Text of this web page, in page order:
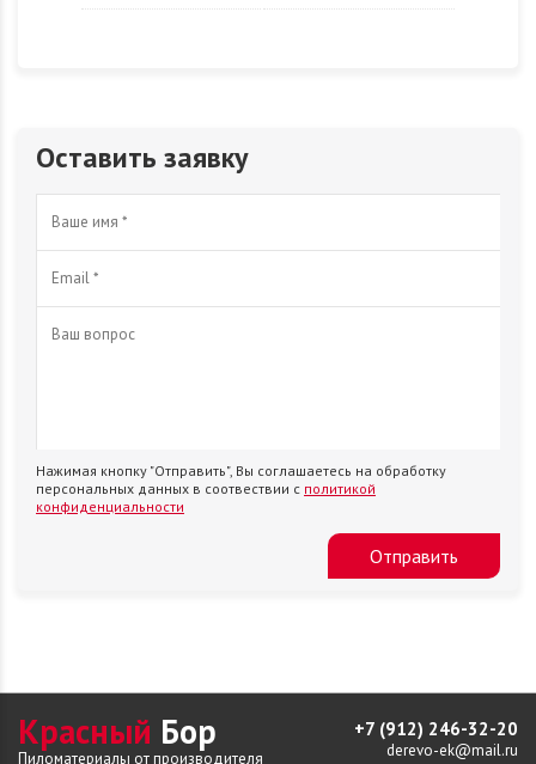
Оставить заявку
Нажимая кнопку "Отправить", Вы соглашаетесь на обработку
персональных данных в соотвествии с политикой
конфиденциальности
Отправить
Красный Бор
Пиломатериалы от производителя
+7 (912) 246-32-20
derevo-ek@mail.ru